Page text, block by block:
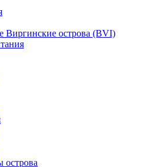
Виргинские острова (BVI)
острова